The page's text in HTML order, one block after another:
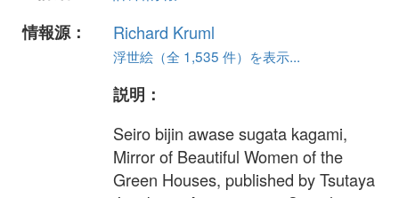
情報源：
Richard Kruml
浮世絵（全 1,535 件）を表示...
説明：
Seiro bijin awase sugata kagami,
Mirror of Beautiful Women of the
Green Houses, published by Tsutaya